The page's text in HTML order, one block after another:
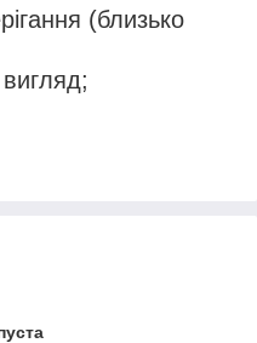
(близько